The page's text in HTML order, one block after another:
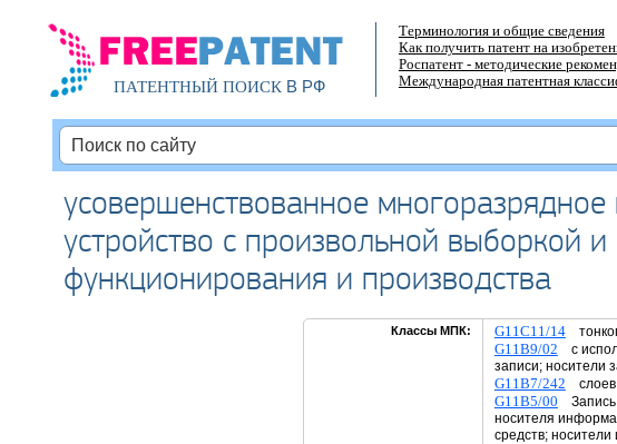
ПАТЕНТНЫЙ ПОИСКВ РФ
Терминология и общие сведения
Как получить патент на
Роспатент - методические
Международная патентная
усовершенствованное
устройство с произвольной выборкой
функционирования и производства
Классы МПК: G11C11/14
G11B9/02 с
записи; носители
G11B7/242 слоев
G11B5/00 Запись
носителя
средств;